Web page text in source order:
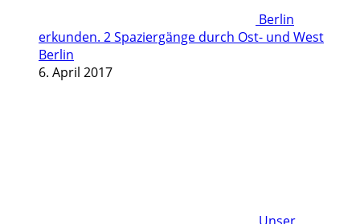
Berlin
erkunden. 2 Spaziergänge durch Ost- und West
Berlin
6. April 2017